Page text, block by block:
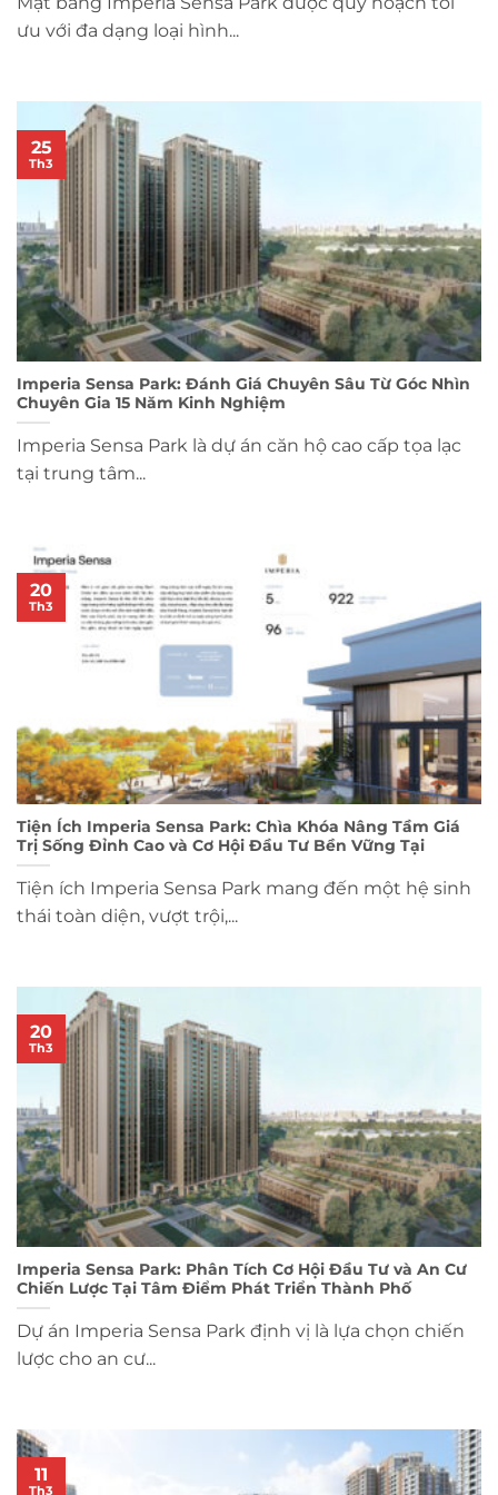
ưu với đa dạng loại hình...
Imperia Sensa Park: Đánh Giá Chuyên Sâu Từ Góc Nhìn
Chuyên Gia 15 Năm Kinh Nghiệm
Imperia Sensa Park là dự án căn hộ cao cấp tọa lạc
tại trung tâm...
25
Th3
Tiện Ích Imperia Sensa Park: Chìa Khóa Nâng Tầm Giá
Trị Sống Đỉnh Cao và Cơ Hội Đầu Tư Bền Vững Tại
Tiện ích Imperia Sensa Park mang đến một hệ sinh
thái toàn diện, vượt trội,...
20
Th3
Imperia Sensa Park: Phân Tích Cơ Hội Đầu Tư và An Cư
Chiến Lược Tại Tâm Điểm Phát Triển Thành Phố
Dự án Imperia Sensa Park định vị là lựa chọn chiến
lược cho an cư...
20
Th3
11
Th3